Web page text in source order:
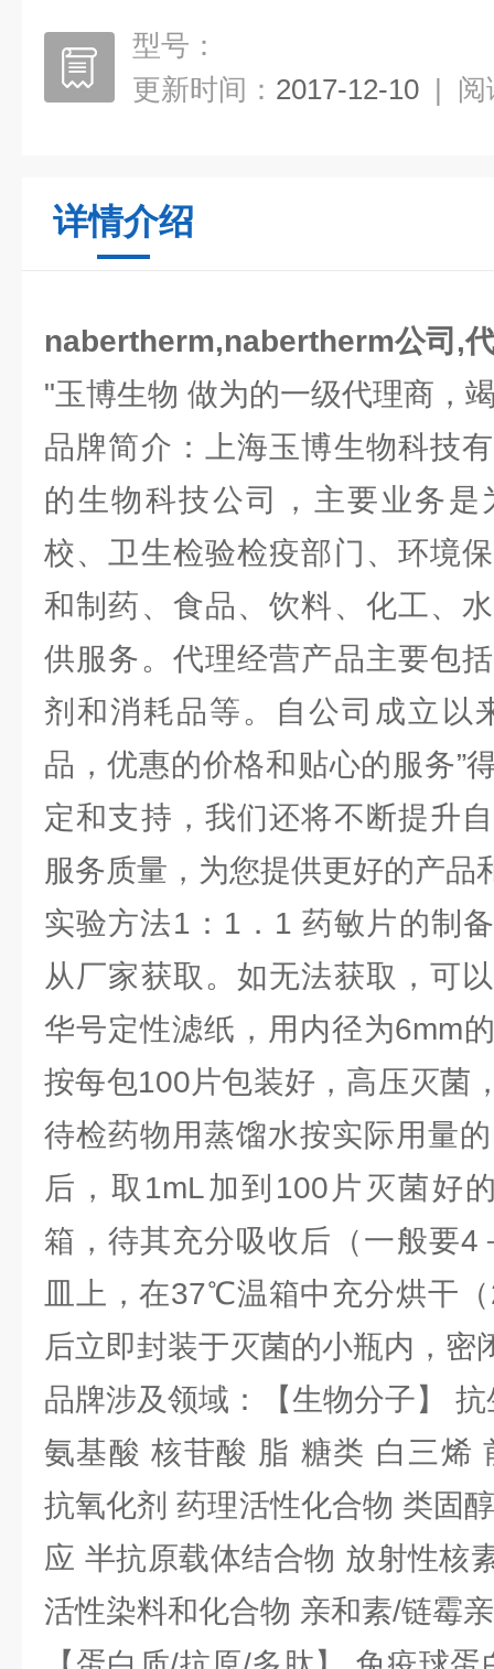
型号：
更新时间： 2017-12-10 | 阅
详情介绍
nabertherm,nabertherm公司,
"玉博生物 做为的一级代理商，
品牌简介：上海玉博生物科技
的生物科技公司，主要业务
校、卫生检验检疫部门、环境
和制药、食品、饮料、化工、
供服务。代理经营产品主要包
剂和消耗品等。自公司成立以
品，优惠的价格和贴心的服务”
定和支持，我们还将不断提升
服务质量，为您提供更好的产品
实验方法1：1．1 药敏片的制
从厂家获取。如无法获取，可
华号定性滤纸，用内径为6mm
按每包100片包装好，高压灭菌
待检药物用蒸馏水按实际用量
后，取1mL加到100片灭菌好
箱，待其充分吸收后（一般要4
皿上，在37℃温箱中充分烘干
后立即封装于灭菌的小瓶内，密
品牌涉及领域：【生物分子】
氨基酸 核苷酸 脂 糖类 白三烯
抗氧化剂 药理活性化合物 类固
应 半抗原载体结合物 放射性核
活性染料和化合物 亲和素/链霉